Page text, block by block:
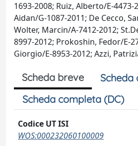
1693-2008; Ruiz, Alberto/E-4473-
Aidan/G-1087-2011; De Cecco,
Wolter, Marcin/A-7412-2012;
8997-2012; Prokoshin, Fedor/E-
Giorgio/E-8953-2012; Azzi,
Scheda breve
Scheda
Scheda completa (DC)
Codice UT ISI
WOS:000232060100009